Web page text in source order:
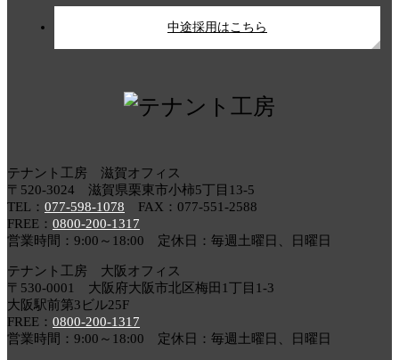
中途採用はこちら
テナント工房 滋賀オフィス
〒520-3024 滋賀県栗東市小柿5丁目13-5
TEL： 077-598-1078 FAX：077-551-2588
FREE： 0800-200-1317
営業時間：9:00～18:00 定休日：毎週土曜日、日曜日
テナント工房 大阪オフィス
〒530-0001 大阪府大阪市北区梅田1丁目1-3
大阪駅前第3ビル25F
FREE： 0800-200-1317
営業時間：9:00～18:00 定休日：毎週土曜日、日曜日